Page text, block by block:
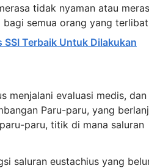
tidak nyaman atau
semua orang yang
SSI Terbaik Untuk Dilakukan
menjalani evaluasi medis, dan
Paru-paru, yang
paru, titik di mana saluran
saluran eustachius yang